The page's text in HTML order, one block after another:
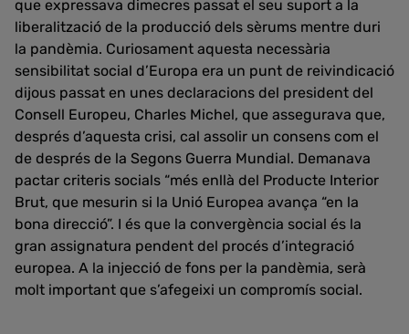
que expressava dimecres passat el seu suport a la
liberalització de la producció dels sèrums mentre duri
la pandèmia. Curiosament aquesta necessària
sensibilitat social d’Europa era un punt de reivindicació
dijous passat en unes declaracions del president del
Consell Europeu, Charles Michel, que assegurava que,
després d’aquesta crisi, cal assolir un consens com el
de després de la Segons Guerra Mundial. Demanava
pactar criteris socials “més enllà del Producte Interior
Brut, que mesurin si la Unió Europea avança “en la
bona direcció”. I és que la convergència social és la
gran assignatura pendent del procés d’integració
europea. A la injecció de fons per la pandèmia, serà
molt important que s’afegeixi un compromís social.